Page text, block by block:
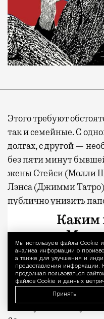
Мы используем файлы Сookie
анализа информации о
а также для улучшения и
предоставления информации.
продолжая пользоваться
файлов Cookie и данных
Принять
Этого требуют
так и семейные. С
долгах, с другой —
без пяти минут
жены Стейси (Молли
Лэнса (Джимми
публично унизить
так что путь Лонни к
ведет к турниру US
старшему составит
Феймстер) —
супермаркета
криминальным
В следующем году